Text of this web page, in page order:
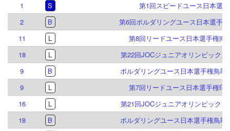
1
S
第1回スピードユース日本選
2
B
第6回ボルダリングユース日本選手
11
L
第8回リードユース日本選手権南
18
L
第22回JOCジュニアオリンピックカ
9
B
ボルダリングユース日本選手権鳥取
9
L
第7回リードユース日本選手権印
16
L
第21回JOCジュニアオリンピックカ
18
B
ボルダリングユース日本選手権鳥取